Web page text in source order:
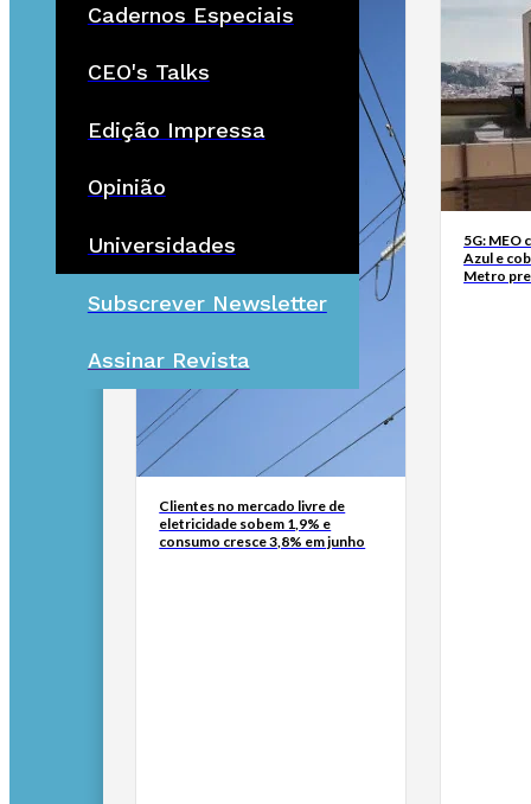
Cadernos Especiais
CEO's Talks
Edição Impressa
Opinião
Universidades
Subscrever Newsletter
Assinar Revista
Clientes no mercado livre de
eletricidade sobem 1,9% e
consumo cresce 3,8% em junho
5G: MEO
Azul e
Metro